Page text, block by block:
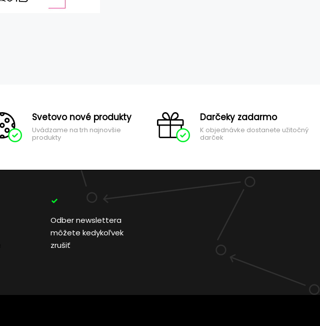
Svetovo nové produkty
Uvádzame na trh najnovšie
produkty
Darčeky zadarmo
K objednávke dostanete užitočný
darček
Odber newslettera
môžete kedykoľvek
zrušiť